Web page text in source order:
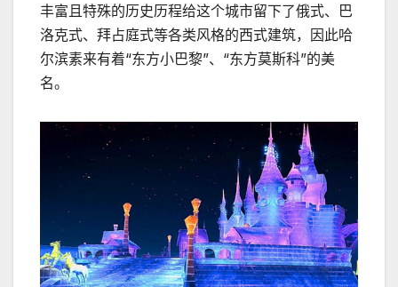
丰富且特殊的历史历程给这个城市留下了俄式、巴
洛克式、拜占庭式等各类风格的西式建筑，因此哈
尔滨素来有着“东方小巴黎”、“东方莫斯科”的美
名。